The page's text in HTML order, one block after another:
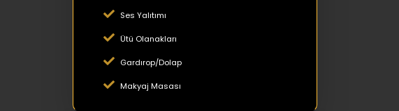
Ses Yalıtımı
Ütü Olanakları
Gardırop/Dolap
Makyaj Masası